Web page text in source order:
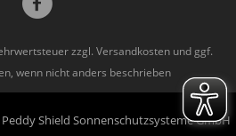
zzgl. Versandkosten und ggf.
wenn nicht anders beschrieben
Shield Sonnenschutzsysteme GmbH